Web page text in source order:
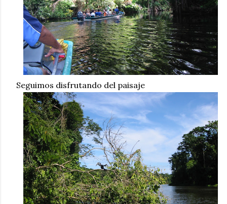
Seguimos disfrutando del paisaje